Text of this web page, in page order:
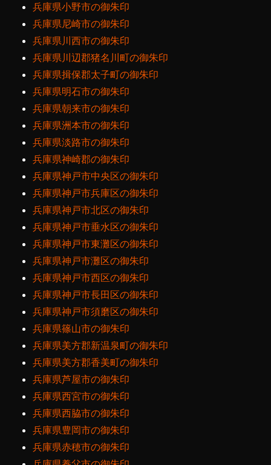
兵庫県小野市の御朱印
兵庫県尼崎市の御朱印
兵庫県川西市の御朱印
兵庫県川辺郡猪名川町の御朱印
兵庫県揖保郡太子町の御朱印
兵庫県明石市の御朱印
兵庫県朝来市の御朱印
兵庫県洲本市の御朱印
兵庫県淡路市の御朱印
兵庫県神崎郡の御朱印
兵庫県神戸市中央区の御朱印
兵庫県神戸市兵庫区の御朱印
兵庫県神戸市北区の御朱印
兵庫県神戸市垂水区の御朱印
兵庫県神戸市東灘区の御朱印
兵庫県神戸市灘区の御朱印
兵庫県神戸市西区の御朱印
兵庫県神戸市長田区の御朱印
兵庫県神戸市須磨区の御朱印
兵庫県篠山市の御朱印
兵庫県美方郡新温泉町の御朱印
兵庫県美方郡香美町の御朱印
兵庫県芦屋市の御朱印
兵庫県西宮市の御朱印
兵庫県西脇市の御朱印
兵庫県豊岡市の御朱印
兵庫県赤穂市の御朱印